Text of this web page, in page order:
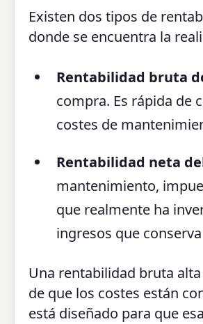
Existen dos tipos de
donde se encuentra la
Rentabilidad bruta
compra. Es rápida de
costes de
Rentabilidad neta
mantenimiento,
que realmente ha
ingresos que
Una rentabilidad bruta
de que los costes están
está diseñado para que